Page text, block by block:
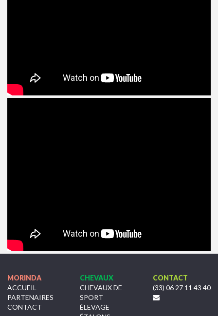
MORINDA
ACCUEIL
PARTENAIRES
CONTACT
CHEVAUX
CHEVAUX DE
SPORT
ÉLEVAGE
CONTACT
(33) 06 27 11 43 40